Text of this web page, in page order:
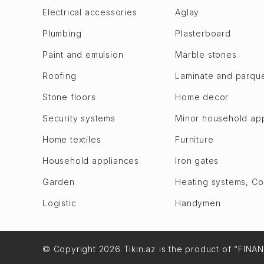
Goychay
Goygol
Khizi
Khojaly
Khojavend
Shabran
Shamakhi
Bilajari
Khutor
M. A. Rasulzade
Sulutepe en
Garadagh dis.
Bibi Heybat
Gizildash
Qobustan
Sahil
Sangachal
Electrical accessories Aglay
Plumbing Plasterboard
Paint and emulsion Marble stones
Roofing Laminate and
Stone floors Home decor
Security systems Minor household
Home textiles Furniture
Household appliances Iron gates
Garden Heating systems,
Logistic Handymen
© Copyright 2026 Tikin.az is the product of